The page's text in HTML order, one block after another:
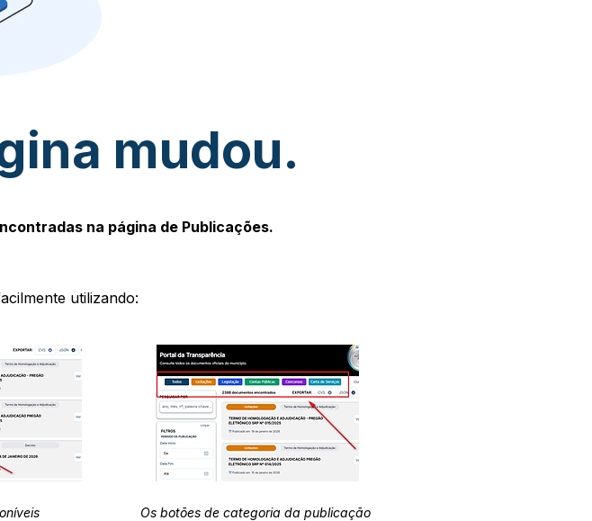
mudou.
na página de Publicações.
utilizando:
Os botões de categoria da publicação